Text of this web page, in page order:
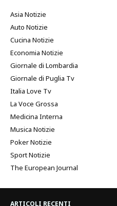
Asia Notizie
Auto Notizie
Cucina Notizie
Economia Notizie
Giornale di Lombardia
Giornale di Puglia Tv
Italia Love Tv
La Voce Grossa
Medicina Interna
Musica Notizie
Poker Notizie
Sport Notizie
The European Journal
ARTICOLI RECENTI